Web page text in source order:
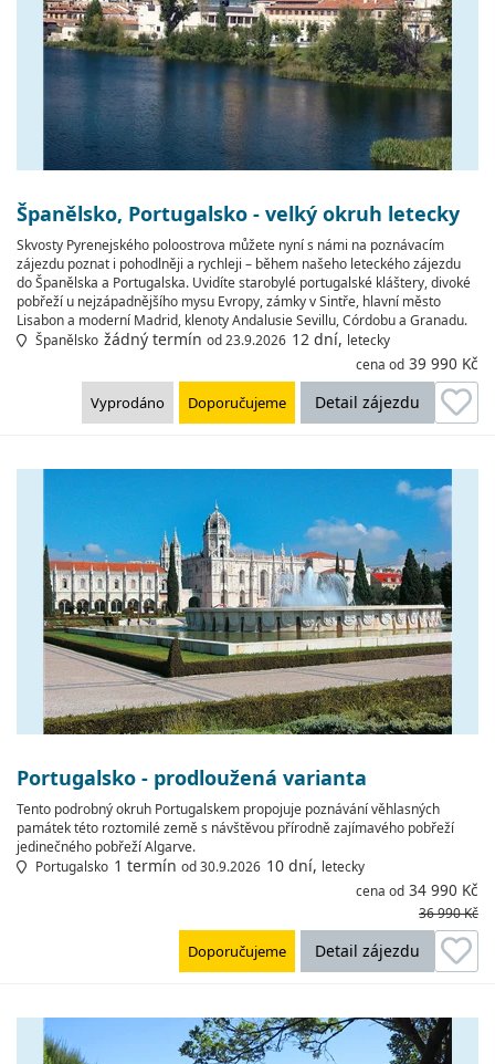
Španělsko, Portugalsko - velký okruh letecky
Skvosty Pyrenejského poloostrova můžete nyní s námi na poznávacím
zájezdu poznat i pohodlněji a rychleji – během našeho leteckého zájezdu
do Španělska a Portugalska. Uvidíte starobylé portugalské kláštery, divoké
pobřeží u nejzápadnějšího mysu Evropy, zámky v Sintře, hlavní město
Lisabon a moderní Madrid, klenoty Andalusie Sevillu, Córdobu a Granadu.
Španělsko žádný termín od 23.9.2026 12 dní, letecky
cena od 39 990 Kč
Detail zájezdu
Doporučujeme
Vyprodáno
Portugalsko - prodloužená varianta
Tento podrobný okruh Portugalskem propojuje poznávání věhlasných
památek této roztomilé země s návštěvou přírodně zajímavého pobřeží
jedinečného pobřeží Algarve.
Portugalsko 1 termín od 30.9.2026 10 dní, letecky
cena od 34 990 Kč
36 990 Kč
Detail zájezdu
Doporučujeme